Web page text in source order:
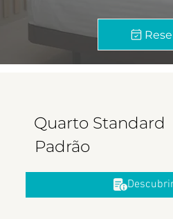
Quarto Standard
Padrão